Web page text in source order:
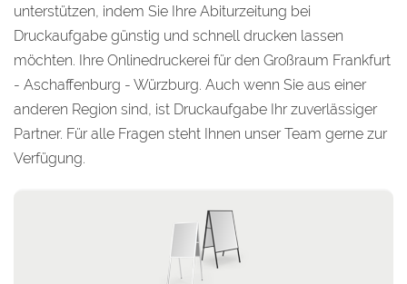
unterstützen, indem Sie Ihre Abiturzeitung bei
Druckaufgabe günstig und schnell drucken lassen
möchten. Ihre Onlinedruckerei für den Großraum Frankfurt
- Aschaffenburg - Würzburg. Auch wenn Sie aus einer
anderen Region sind, ist Druckaufgabe Ihr zuverlässiger
Partner. Für alle Fragen steht Ihnen unser Team gerne zur
Verfügung.